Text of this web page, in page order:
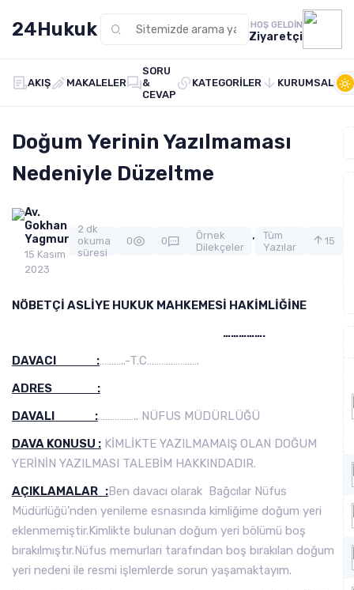
24Hukuk HOŞ GELDIN
Ziyaretçi
AKIŞ MAKALELER
SORU
&
CEVAP
KATEGORILER KURUMSAL
Doğum Yerinin Yazılmaması
Nedeniyle Düzeltme
Av.
Gokhan
Yagmur
15 Kasım
2023
2 dk
okuma
süresi
0 0
Örnek
Dilekçeler
,
Tüm
Yazılar
15
NÖBETÇİ ASLİYE HUKUK MAHKEMESİ HAKİMLİĞİNE
…………….
DAVACI :………..-T.C………………….
ADRES :
DAVALI :…………….. NÜFUS MÜDÜRLÜĞÜ
DAVA KONUSU : KİMLİKTE YAZILMAMAIŞ OLAN DOĞUM
YERİNİN YAZILMASI TALEBİM HAKKINDADIR.
AÇIKLAMALAR :Ben davacı olarak Bağcılar Nüfus
Müdürlüğü’nden yenileme esnasında kimliğime doğum yeri
eklenmemiştir.Kimlikte bulunan doğum yeri bölümü boş
bırakılmıştır.Nüfus memurları tarafından boş bırakılan doğum
yeri nedeni ile resmi işlemlerde sorun yaşamaktayım.